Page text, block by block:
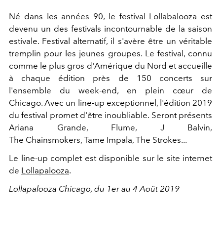
Né dans les années 90, le festival Lollabalooza est
devenu un des festivals incontournable de la saison
estivale. Festival alternatif, il s'avère être un véritable
tremplin pour les jeunes groupes. Le festival, connu
comme le plus gros d'Amérique du Nord et accueille
à chaque édition près de 150 concerts sur
l'ensemble du week-end, en plein cœur de
Chicago. Avec un line-up exceptionnel, l'édition 2019
du festival promet d'être inoubliable. Seront présents
Ariana Grande, Flume, J Balvin,
The Chainsmokers, Tame Impala, The Strokes...
Le line-up complet est disponible sur le site internet
de Lollapalooza.
Lollapalooza Chicago, du 1er au 4 Août 2019